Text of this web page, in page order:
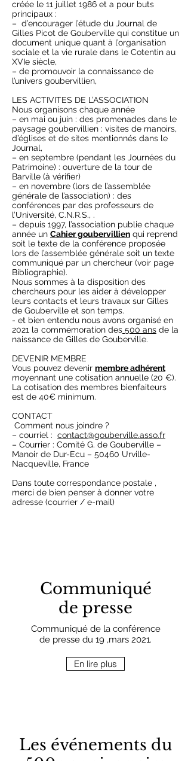
créée le 11 juillet 1986 et a pour buts
principaux :
– d’encourager l’étude du Journal de
Gilles Picot de Gouberville qui constitue un
document unique quant à l’organisation
sociale et la vie rurale dans le Cotentin au
XVIe siècle,
– de promouvoir la connaissance de
l’univers goubervillien,
LES ACTIVITES DE L’ASSOCIATION
Nous organisons chaque année
– en mai ou juin : des promenades dans le
paysage goubervillien : visites de manoirs,
d’églises et de sites mentionnés dans le
Journal,
– en septembre (pendant les Journées du
Patrimoine) : ouverture de la tour de
Barville (à vérifier)
– en novembre (lors de l’assemblée
générale de l’association) : des
conférences par des professeurs de
l’Université, C.N.R.S., .
– depuis 1997, l’association publie chaque
année un Cahier goubervillien qui reprend
soit le texte de la conférence proposée
lors de l’assemblée générale soit un texte
communiqué par un chercheur (voir page
Bibliographie).
Nous sommes à la disposition des
chercheurs pour les aider à développer
leurs contacts et leurs travaux sur Gilles
de Gouberville et son temps.
- et bien entendu nous avons organisé en
2021 la commémoration des 500 ans de la
naissance de Gilles de Gouberville.
DEVENIR MEMBRE
Vous pouvez devenir membre adhérent
moyennant une cotisation annuelle (20 €).
La cotisation des membres bienfaiteurs
est de 40€ minimum.
CONTACT
Comment nous joindre ?
– courriel : contact@gouberville.asso.fr
– Courrier : Comité G. de Gouberville –
Manoir de Dur-Ecu – 50460 Urville-
Nacqueville, France
Dans toute correspondance postale ,
merci de bien penser à donner votre
adresse (courrier / e-mail)
Communiqué
de presse
Communiqué de la conférence
de presse du 19 ,mars 2021.
En lire plus
Les événements du